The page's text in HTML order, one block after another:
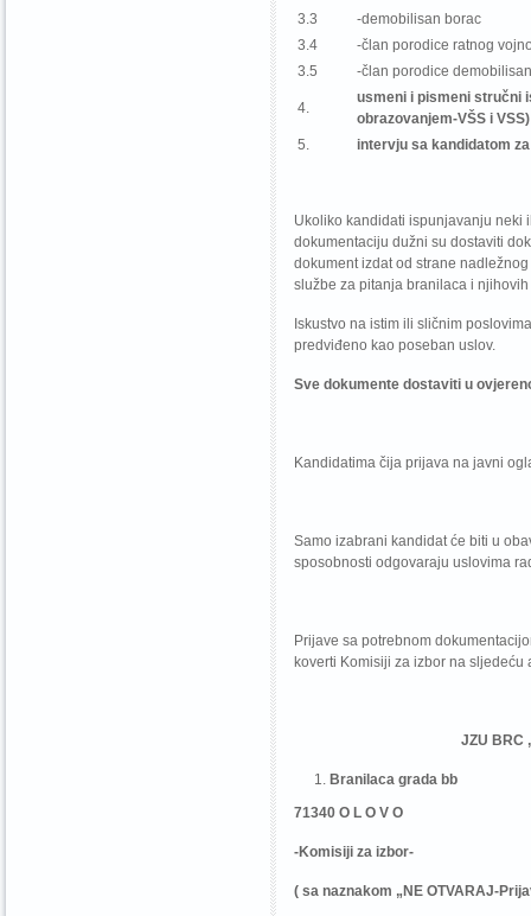
3.3
-demobilisan borac
3.4
-član porodice ratnog
3.5
-član porodice
4.
usmeni i pismeni stručni
obrazovanjem-VŠS i VSS)
5.
intervju sa kandidatom
Ukoliko kandidati ispunjavanju neki
dokumentaciju dužni su dostaviti
dokument izdat od strane
službe za pitanja branilaca i
Iskustvo na istim ili sličnim
predviđeno kao poseban uslov.
Sve dokumente dostaviti u
Kandidatima čija prijava na javni
Samo izabrani kandidat će biti u
sposobnosti odgovaraju uslovima
Prijave sa potrebnom
koverti Komisiji za izbor na sljedeću
JZU BRC
Branilaca grada bb
71340 O L O V O
-Komisiji za izbor-
( sa naznakom „NE OTVARAJ-